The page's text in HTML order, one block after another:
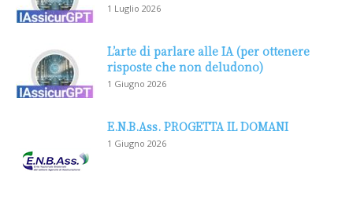
1 Luglio 2026
L’arte di parlare alle IA (per ottenere
risposte che non deludono)
1 Giugno 2026
E.N.B.Ass. PROGETTA IL DOMANI
1 Giugno 2026